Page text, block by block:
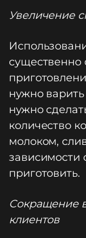
Увеличение
существенно
нужно
нужно
количество
молоком,
зависимости
приготовить.
Сокращение
клиентов